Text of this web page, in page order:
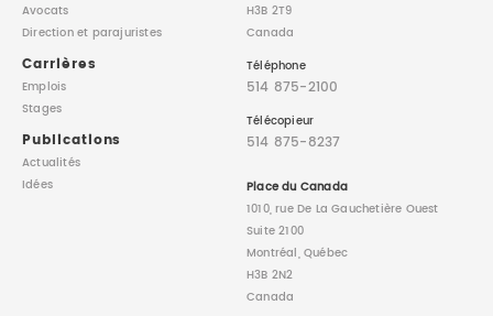
Avocats
Directionet parajuristes
Carrières
Emplois
Stages
Publications
Actualités
Idées
H3B 2T9
Canada
Téléphone
514 875-2100
Télécopieur
514 875-8237
Place du Canada
1010, rue De La Gauchetière Ouest
Suite 2100
Montréal, Québec
H3B 2N2
Canada